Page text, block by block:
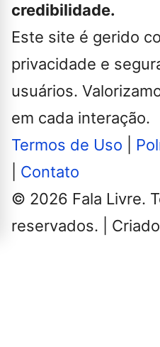
credibilidade.
Este site é gerido
privacidade e
usuários.
em cada interação.
Termos de Uso
Contato
© 2026 Fala Livre.
reservados. |